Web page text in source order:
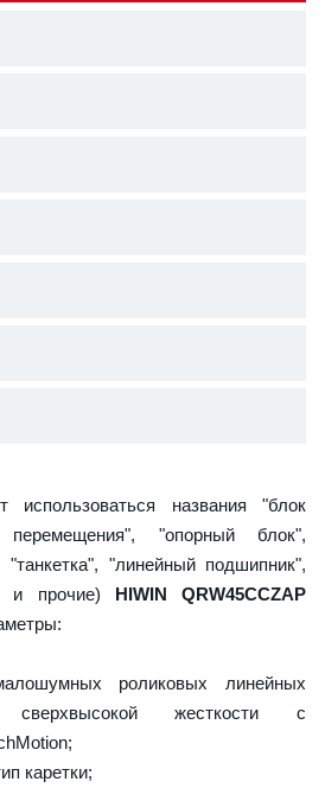
использоваться названия "блок
"опорный блок",
"линейный подшипник",
и прочие) HIWIN QRW45CCZAP
роликовых линейных
сверхвысокой жесткости с
каретки;